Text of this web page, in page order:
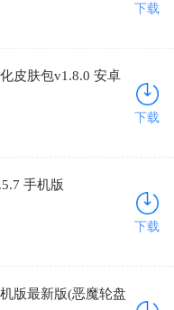
下载
皮肤包v1.8.0 安卓
下载
手机版
下载
版最新版(恶魔轮盘